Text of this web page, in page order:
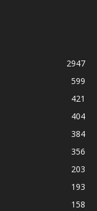
2947
599
421
404
384
356
203
193
158